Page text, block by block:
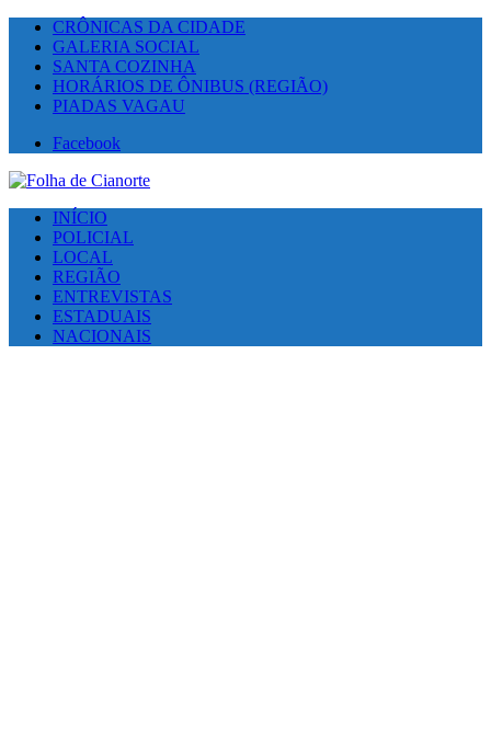
CRÔNICAS DA CIDADE
GALERIA SOCIAL
SANTA COZINHA
HORÁRIOS DE ÔNIBUS (REGIÃO)
PIADAS VAGAU
Facebook
INÍCIO
POLICIAL
LOCAL
REGIÃO
ENTREVISTAS
ESTADUAIS
NACIONAIS